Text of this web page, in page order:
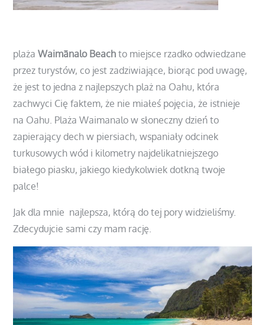
plażaWaimānalo Beach to miejsce rzadko odwiedzane
przez turystów, co jest zadziwiające, biorąc pod uwagę,
że jest to jedna z najlepszych plaż na Oahu, która
zachwyci Cię faktem, że nie miałeś pojęcia, że istnieje
na Oahu. Plaża Waimanalo w słoneczny dzień to
zapierający dech w piersiach, wspaniały odcinek
turkusowych wód i kilometry najdelikatniejszego
białego piasku, jakiego kiedykolwiek dotkną twoje
palce!
Jak dla mnie najlepsza, którą do tej pory widzieliśmy.
Zdecydujcie sami czy mam rację.